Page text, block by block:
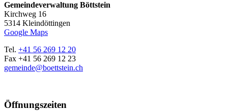
Gemeindeverwaltung Böttstein
Kirchweg 16
5314 Kleindöttingen
Google Maps
Tel. +41 56 269 12 20
Fax +41 56 269 12 23
gemeinde@boettstein.ch
Öffnungszeiten